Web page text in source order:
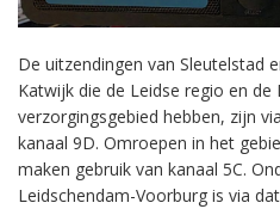
De uitzendingen van Sleutelstad
Katwijk die de Leidse regio en
verzorgingsgebied hebben, zijn
kanaal 9D. Omroepen in het
maken gebruik van kanaal 5C.
Leidschendam-Voorburg is via